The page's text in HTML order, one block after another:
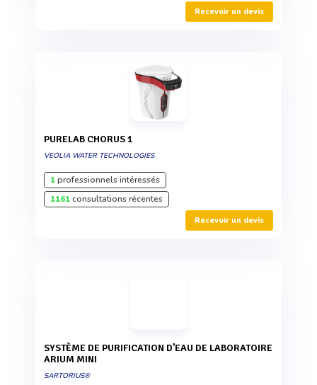
Recevoir un devis
PURELAB CHORUS 1
VEOLIA WATER TECHNOLOGIES
1professionnels intéressés
1161consultations récentes
Recevoir un devis
SYSTÈME DE PURIFICATION D’EAU DE LABORATOIRE
ARIUM MINI
SARTORIUS®